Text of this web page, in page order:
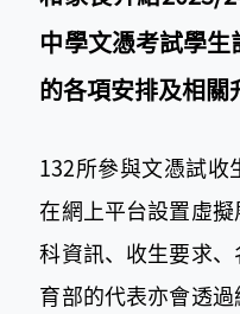
中學文憑考試學生
的各項安排及相關
132所參與文憑試收
在網上平台設置虛
科資訊、收生要求
育部的代表亦會透